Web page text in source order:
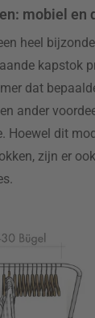
mobiel en
heel
kapstok
dat
ander
Hoewel dit
zijn er